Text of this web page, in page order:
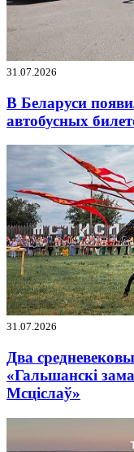
31.07.2026
В Беларуси
автобусных
31.07.2026
Два
«Гальшанскі
Мсціслаў»